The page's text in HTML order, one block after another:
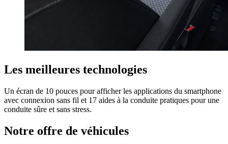
Les meilleures technologies
Un écran de 10 pouces pour afficher les applications du smartphone
avec connexion sans fil et 17 aides à la conduite pratiques pour une
conduite sûre et sans stress.
Notre offre de véhicules